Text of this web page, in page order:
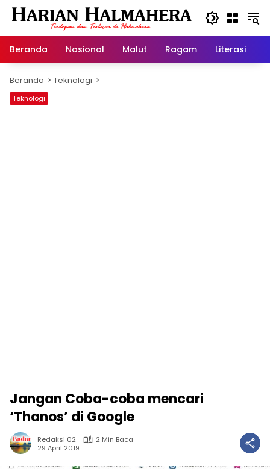
Langsung
Beranda
Nasional Malut Ragam Literasi
Beranda Teknologi
Teknologi
Jangan Coba-coba mencari
‘Thanos’ di Google
Redaksi 02
2 Min Baca
29 April 2019